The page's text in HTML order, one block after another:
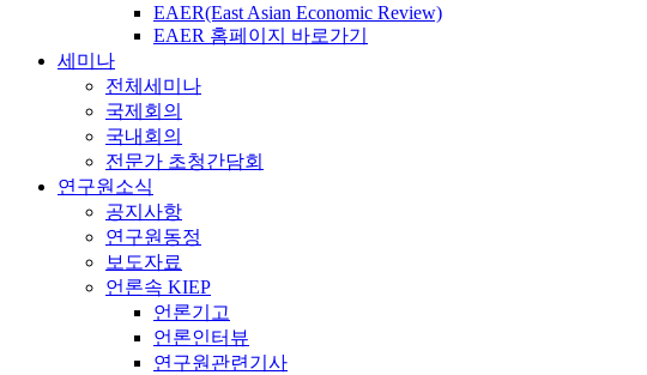
EAER(East Asian Economic Review)
EAER 홈페이지 바로가기
세미나
전체세미나
국제회의
국내회의
전문가 초청간담회
연구원소식
공지사항
연구원동정
보도자료
언론속 KIEP
언론기고
언론인터뷰
연구원관련기사